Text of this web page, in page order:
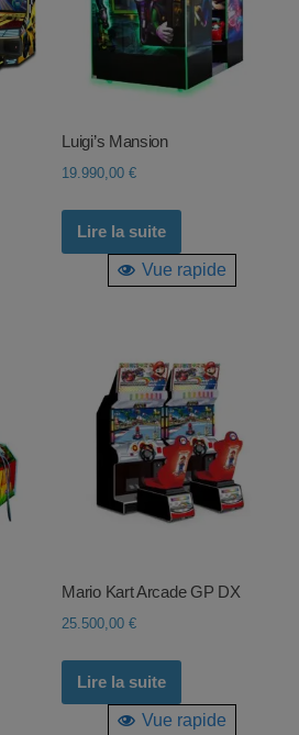
Luigi’s Mansion
19.990,00€
Lire la suite
Vue rapide
Mario Kart Arcade GP DX
25.500,00€
Lire la suite
Vue rapide